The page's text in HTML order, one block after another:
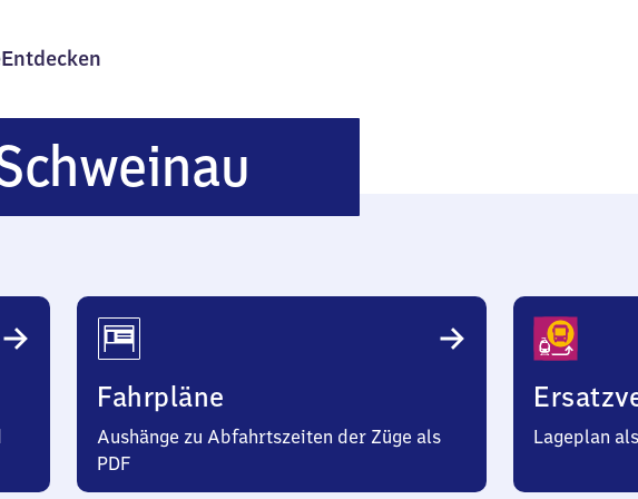
Entdecken
Schweinau
Fahrpläne
Aushänge zu Abfahrtszeiten der Züge als
PDF
Lageplan